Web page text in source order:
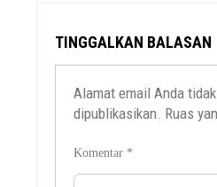
TINGGALKAN BALASAN
Alamat email Anda
dipublikasikan. Ruas
Komentar *